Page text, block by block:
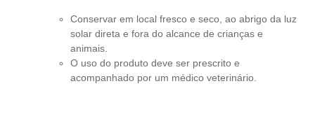
Conservar em local fresco e seco, ao abrigo da luz
solar direta e fora do alcance de crianças e
animais.
O uso do produto deve ser prescrito e
acompanhado por um médico veterinário.